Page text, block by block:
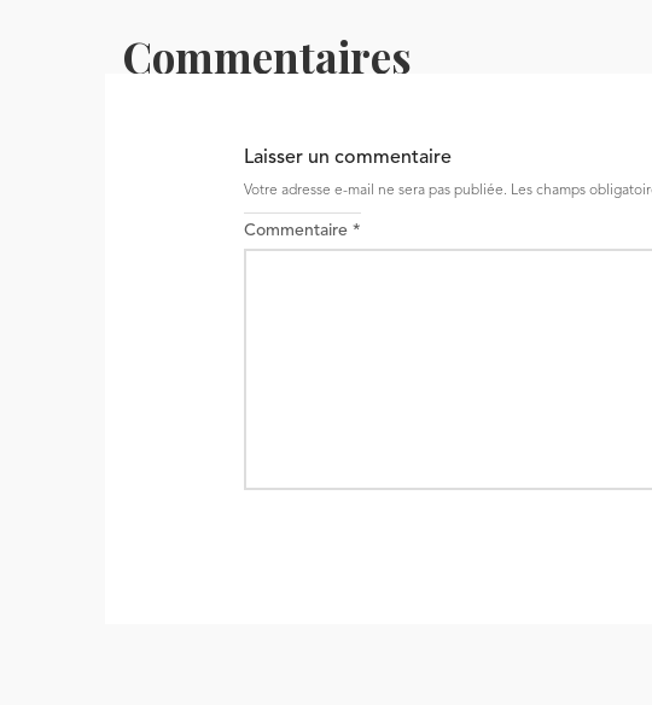
Commentaires
Laisser un commentaire
Votre adresse e-mail ne sera pas publiée. Les champs
Commentaire *